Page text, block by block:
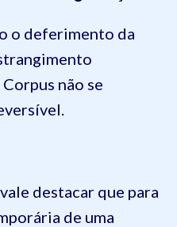
o deferimento da
não se
destacar que para
de uma